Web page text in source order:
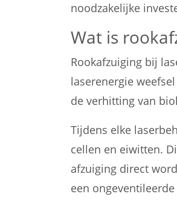
noodzakelijke
Wat is
Rookafzuiging bij
laserenergie
de verhitting van
Tijdens elke
cellen en eiwitten.
afzuiging direct
een